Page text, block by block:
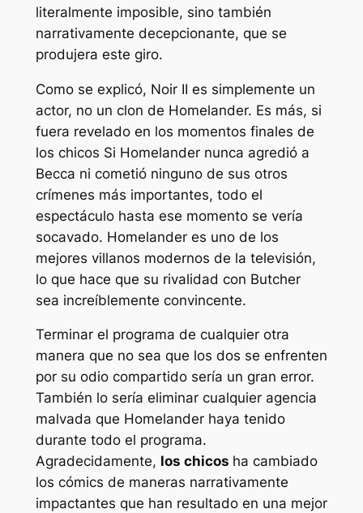
literalmente imposible, sino también
narrativamente decepcionante, que se
produjera este giro.
Como se explicó, Noir II es simplemente un
actor, no un clon de Homelander. Es más, si
fuera revelado en los momentos finales de
los chicos Si Homelander nunca agredió a
Becca ni cometió ninguno de sus otros
crímenes más importantes, todo el
espectáculo hasta ese momento se vería
socavado. Homelander es uno de los
mejores villanos modernos de la televisión,
lo que hace que su rivalidad con Butcher
sea increíblemente convincente.
Terminar el programa de cualquier otra
manera que no sea que los dos se enfrenten
por su odio compartido sería un gran error.
También lo sería eliminar cualquier agencia
malvada que Homelander haya tenido
durante todo el programa.
Agradecidamente, los chicos ha cambiado
los cómics de maneras narrativamente
impactantes que han resultado en una mejor